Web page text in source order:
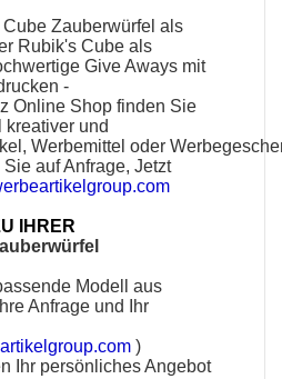
Zauberwürfel als
Rubik's Cube als
Give Aways mit
-
Online Shop finden Sie
und
,Werbemittel oder
auf Anfrage, Jetzt
IHRER
Modell aus
Anfrage und Ihr
)
Ihr persönliches Angebot